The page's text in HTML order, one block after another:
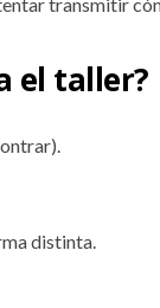
el taller?
distinta.